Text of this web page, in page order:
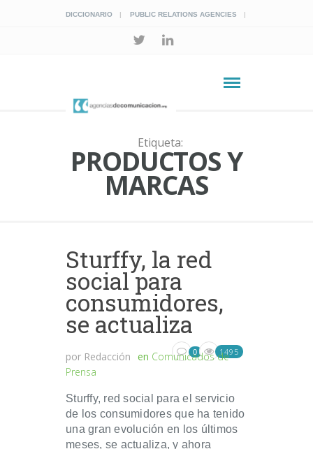
DICCIONARIO PUBLIC RELATIONS AGENCIES
Etiqueta:
PRODUCTOS Y
MARCAS
Sturffy, la red
social para
consumidores,
se actualiza
por Redacción en Comunicados de
Prensa
0 1495
Sturffy, red social para el servicio
de los consumidores que ha tenido
una gran evolución en los últimos
meses, se actualiza, y ahora